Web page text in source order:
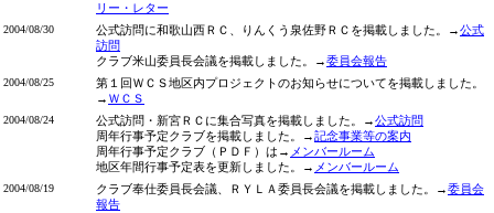
リー・レター
2004/08/30 公式訪問に和歌山西ＲＣ、りんくう泉佐野ＲＣを掲載しました。→公式
訪問
クラブ米山委員長会議を掲載しました。→委員会報告
2004/08/25
第１回ＷＣＳ地区内プロジェクトのお知らせについてを掲載しました。
→ ＷＣＳ
2004/08/24 公式訪問・新宮ＲＣに集合写真を掲載しました。→公式訪問
周年行事予定クラブを掲載しました。→記念事業等の案内
周年行事予定クラブ（ＰＤＦ）は→ メンバールーム
地区年間行事予定表を更新しました。→ メンバールーム
2004/08/19 クラブ奉仕委員長会議、ＲＹＬＡ委員長会議を掲載しました。→委員会
報告